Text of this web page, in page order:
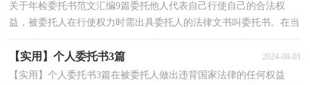
关于年检委托书范文汇编9篇委托他人代表自己行使自己的合法权
益，被委托人在行使权力时需出具委托人的法律文书叫委托书。在当
【实用】个人委托书3篇 2024-08-01
【实用】个人委托书3篇在被委托人做出违背国家法律的任何权益